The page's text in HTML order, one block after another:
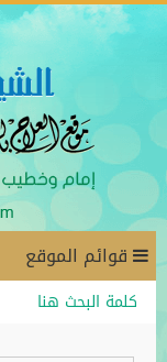
قوائم الموقع